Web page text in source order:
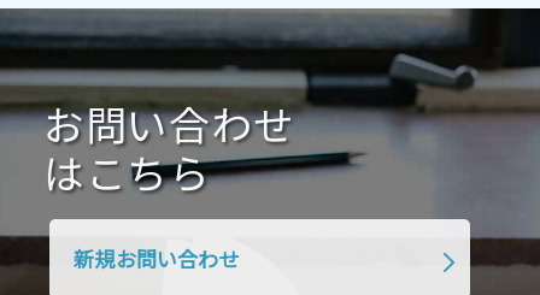
2021年1月 2020年12月 2020年11月
2020年10月 2020年9月 2020年8月
2020年7月 2020年6月 2020年5月
2020年4月 2020年3月 2020年2月
2019年10月 2019年9月
お問い合わせ
はこちら
新規お問い合わせ